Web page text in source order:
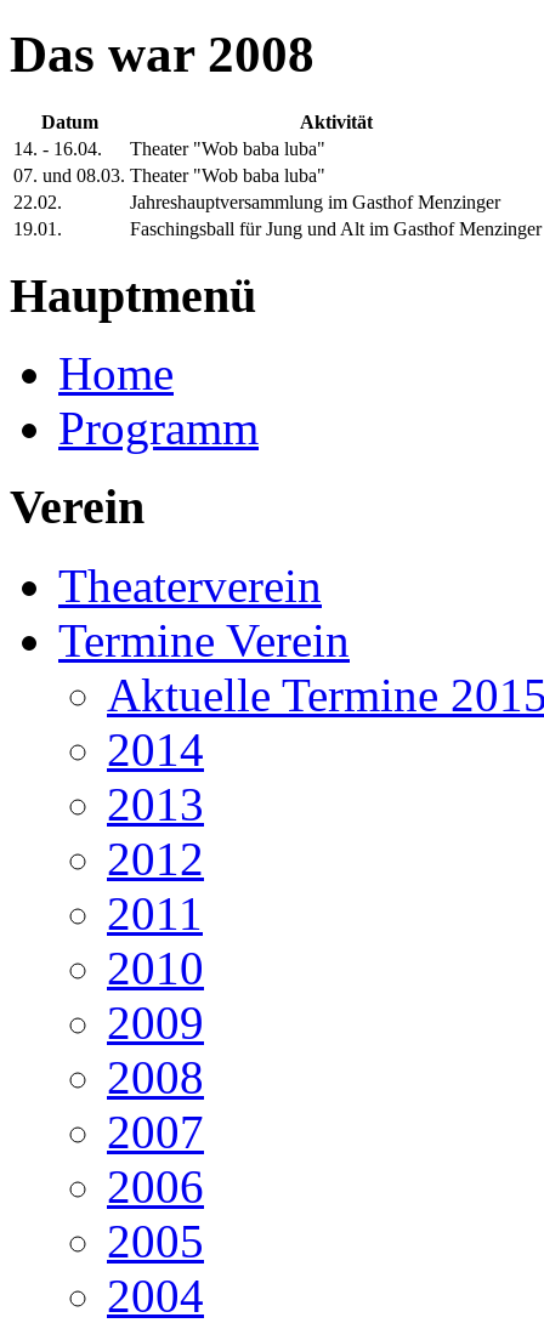
Das war 2008
Datum
Aktivität
14. - 16.04.
Theater "Wob baba luba"
07. und 08.03. Theater "Wob baba luba"
22.02.
Jahreshauptversammlung im Gasthof Menzinger
19.01.
Faschingsball für Jung und Alt im Gasthof Menzinger
Hauptmenü
Home
Programm
Verein
Theaterverein
Termine Verein
Aktuelle Termine
2014
2013
2012
2011
2010
2009
2008
2007
2006
2005
2004